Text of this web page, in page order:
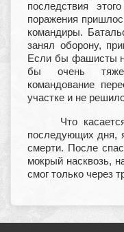
последствия
поражения
командиры.
занял оборону,
Если бы фашисты
бы очень
командование
участке и не
Что
последующих дня,
смерти. После
мокрый насквозь,
смог только через